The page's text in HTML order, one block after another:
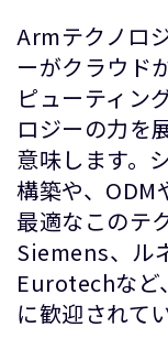
Armテクノロ
ーがクラウド
ピューティン
ロジーの力を
意味します。
構築や、ODM
最適なこのテ
Siemens、ル
Eurotechなど
に歓迎されて